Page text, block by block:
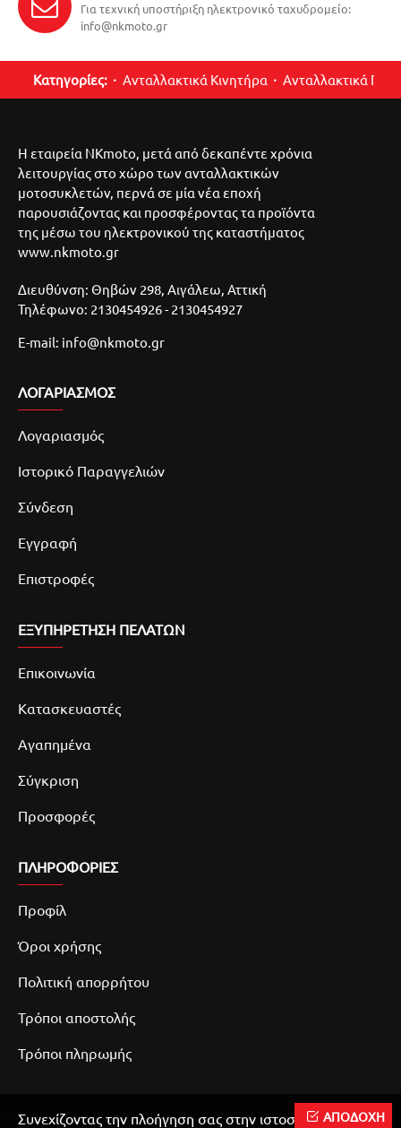
Για τεχνική υποστήριξη ηλεκτρονικό ταχυδρομείο:
info@nkmoto.gr
Κατηγορίες: Ανταλλακτικά Κινητήρα Ανταλλακτικά
Η εταιρεία NKmoto, μετά από δεκαπέντε χρόνια
λειτουργίας στο χώρο των ανταλλακτικών
μοτοσυκλετών, περνά σε μία νέα εποχή
παρουσιάζοντας και προσφέροντας τα προϊόντα
της μέσω του ηλεκτρονικού της καταστήματος
www.nkmoto.gr
Διευθύνση: Θηβών 298, Αιγάλεω, Αττική
Τηλέφωνο: 2130454926 - 2130454927
E-mail: info@nkmoto.gr
ΛΟΓΑΡΙΑΣΜΌΣ
Λογαριασμός
Ιστορικό Παραγγελιών
Σύνδεση
Εγγραφή
Επιστροφές
ΕΞΥΠΗΡΕΤΗΣΗ ΠΕΛΑΤΩΝ
Επικοινωνία
Κατασκευαστές
Αγαπημένα
Σύγκριση
Προσφορές
ΠΛΗΡΟΦΟΡΙΕΣ
Προφίλ
Όροι χρήσης
Πολιτική απορρήτου
Τρόποι αποστολής
Τρόποι πληρωμής
ΑΠΟΔΟΧΗ
Συνεχίζοντας την πλοήγηση σας στην ιστοσελίδα μας